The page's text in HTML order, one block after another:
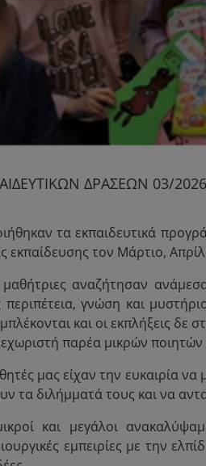
ΔΡΑΣΕΩΝ 03/
τα εκπαιδευτικά
εκπαίδευσης τον Μάρτιο,
αναζήτησαν
περιπέτεια, γνώση και
μπλέκονται και οι
παρέα μικρών
μας είχαν την ευκαιρία
τα διλήμματά τους και να
και μεγάλοι
εμπειρίες με την